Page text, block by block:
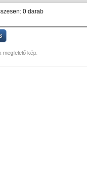
0 darab
megfelelő kép.